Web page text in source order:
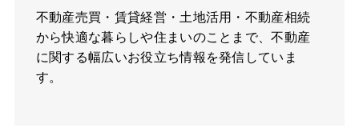
不動産売買・賃貸経営・土地活用・不動産相続
から快適な暮らしや住まいのことまで、不動産
に関する幅広いお役立ち情報を発信していま
す。